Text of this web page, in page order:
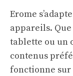
Erome
appareils.
tablette ou un
contenus
fonctionne sur